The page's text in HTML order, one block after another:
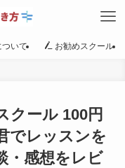
ついて お勧めスクール
クール 100円
でレッスンを
・感想をレビ